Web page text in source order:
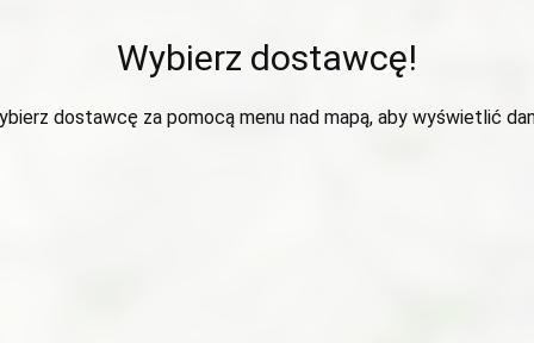
Wybierz dostawcę!
dostawcę za pomocą menu nad mapą, aby wyświetlić